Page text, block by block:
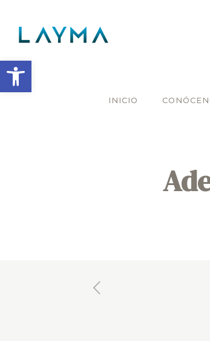
Abrir barra de herramientas
INICIO